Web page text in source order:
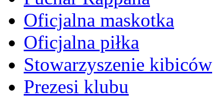
Oficjalna maskotka
Oficjalna piłka
Stowarzyszenie kibiców
Prezesi klubu